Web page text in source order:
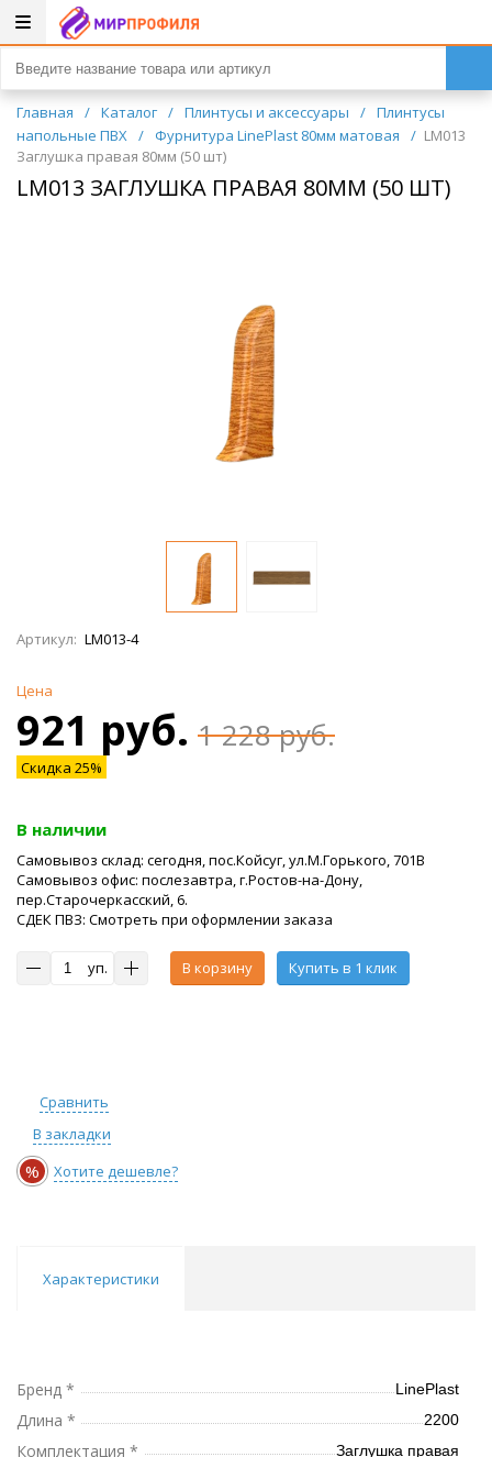
Главная / Каталог / Плинтусы и аксессуары / Плинтусы
напольные ПВХ / Фурнитура LinePlast 80мм матовая / LM013
Заглушка правая 80мм (50 шт)
LM013 ЗАГЛУШКА ПРАВАЯ 80ММ (50 ШТ)
Артикул: LM013-4
Цена
921 руб. 1 228 руб.
Скидка 25%
В наличии
Самовывоз склад: сегодня, пос.Койсуг, ул.М.Горького, 701В
Самовывоз офис: послезавтра, г.Ростов-на-Дону,
пер.Старочеркасский, 6.
СДЕК ПВЗ: Смотреть при оформлении заказа
уп. В корзину Купить в 1 клик
Сравнить
В закладки
% Хотите дешевле?
Характеристики
Бренд * LinePlast
Длина * 2200
Комплектация * Заглушка правая